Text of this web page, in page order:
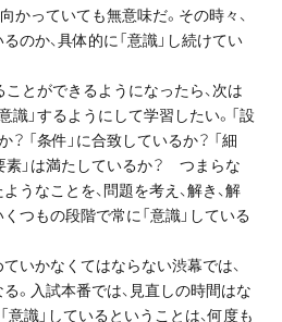
かっていても無意味だ。その時々、
のか、具体的に「意識」し続けてい
ことができるようになったら、次は
識」するようにして学習したい。「設
「条件」に合致しているか？ 「細
素」は満たしているか？ つまらな
うなことを、問題を考え、解き、解
つもの段階で常に「意識」している
いかなくてはならない渋幕では、
。入試本番では、見直しの時間はな
意識」しているということは、何度も